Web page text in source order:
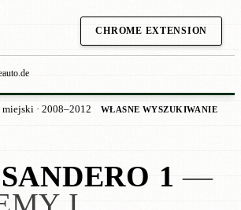
CHROME EXTENSION
miejski · 2008–2012 WŁASNE WYSZUKIWANIE
1 —